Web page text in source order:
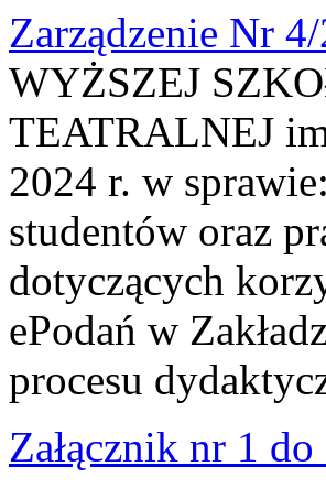
Zarządzenie Nr
WYŻSZEJ
TEATRALNEJ
2024 r. w
studentów oraz
dotyczących
ePodań w
procesu
Załącznik nr 1